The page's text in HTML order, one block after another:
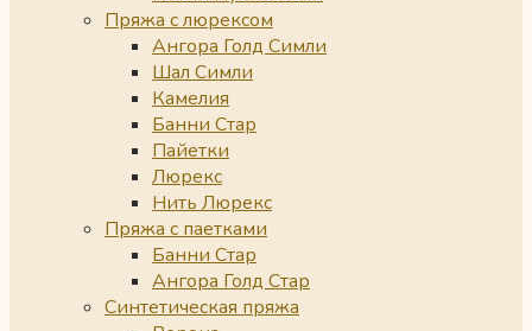
Пряжа с люрексом
Ангора Голд Симли
Шал Симли
Камелия
Банни Стар
Пайетки
Люрекс
Нить Люрекс
Пряжа с паетками
Банни Стар
Ангора Голд Стар
Синтетическая пряжа